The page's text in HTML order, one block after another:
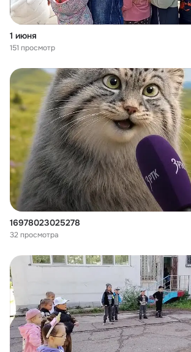
1 июня
151 просмотр
16978023025278
32 просмотра